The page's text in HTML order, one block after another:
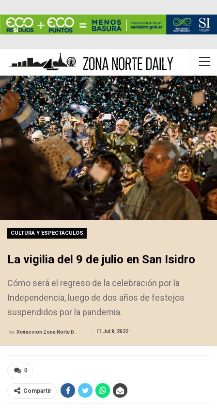
CULTURA Y ESPECTÁCULOS
La vigilia del 9 de julio en San Isidro
Cómo será el regreso de la celebración por la
Independencia, luego de dos años de festejos
suspendidos por la pandemia.
Por Redacción Zona Norte Daily El Jul 8, 2022
0
Compartir